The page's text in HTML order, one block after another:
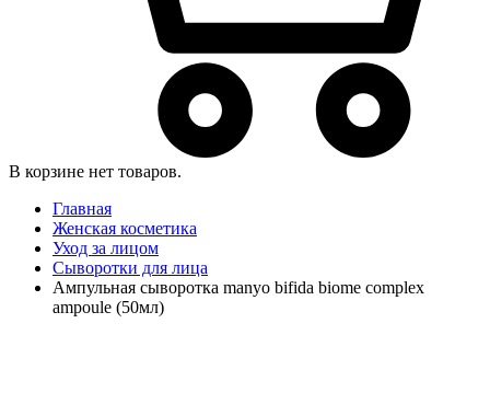
В корзине нет товаров.
Главная
Женская косметика
Уход за лицом
Сыворотки для лица
Ампульная сыворотка manyo bifida biome complex
ampoule (50мл)